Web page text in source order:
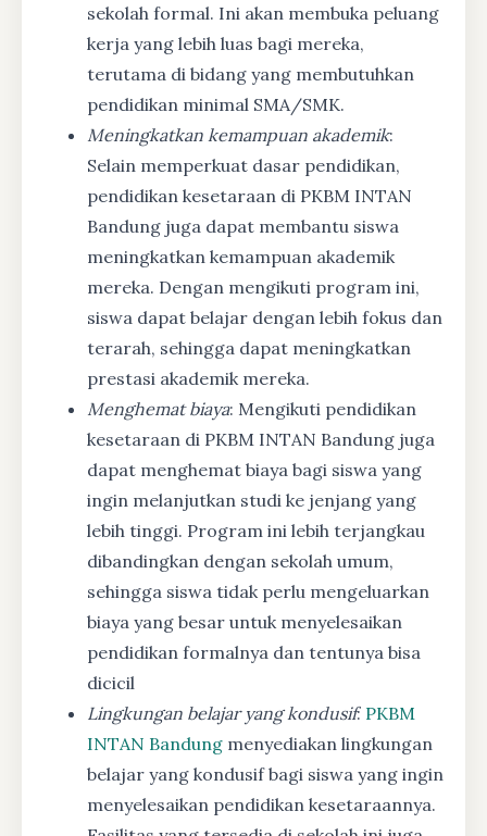
sekolah formal. Ini akan membuka peluang
kerja yang lebih luas bagi mereka,
terutama di bidang yang membutuhkan
pendidikan minimal SMA/SMK.
Meningkatkan kemampuan akademik:
Selain memperkuat dasar pendidikan,
pendidikan kesetaraan di PKBM INTAN
Bandung juga dapat membantu siswa
meningkatkan kemampuan akademik
mereka. Dengan mengikuti program ini,
siswa dapat belajar dengan lebih fokus dan
terarah, sehingga dapat meningkatkan
prestasi akademik mereka.
Menghemat biaya: Mengikuti pendidikan
kesetaraan di PKBM INTAN Bandung juga
dapat menghemat biaya bagi siswa yang
ingin melanjutkan studi ke jenjang yang
lebih tinggi. Program ini lebih terjangkau
dibandingkan dengan sekolah umum,
sehingga siswa tidak perlu mengeluarkan
biaya yang besar untuk menyelesaikan
pendidikan formalnya dan tentunya bisa
dicicil
Lingkungan belajar yang kondusif: PKBM
INTAN Bandung menyediakan lingkungan
belajar yang kondusif bagi siswa yang ingin
menyelesaikan pendidikan kesetaraannya.